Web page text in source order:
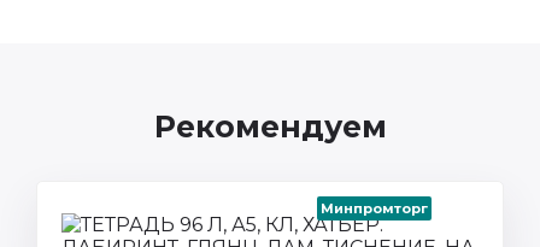
Рекомендуем
Минпромторг